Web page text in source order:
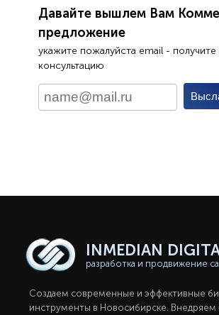
Давайте вышлем Вам
предложение
укажите пожалуйста email - получите
консультацию
INMEDIAN
разработка и продвижение
Создаем современные и эффективные
инструменты в Новосибирcке. Внедряем